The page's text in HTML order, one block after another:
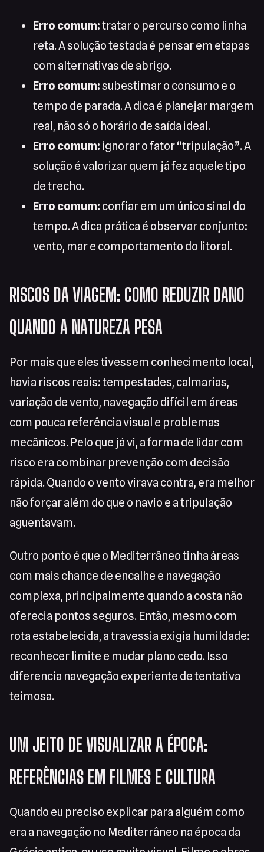
Erro comum:tratar o percurso como linha
reta. A solução testada é pensar em etapas
com alternativas de abrigo.
Erro comum:subestimar o consumo e o
tempo de parada. A dica é planejar margem
real, não só o horário de saída ideal.
Erro comum: ignorar o fator “tripulação”. A
solução é valorizar quem já fez aquele tipo
de trecho.
Erro comum: confiar em um único sinal do
tempo. A dica prática é observar conjunto:
vento, mar e comportamento do litoral.
RISCOS DA VIAGEM: COMO REDUZIR DANO
QUANDO A NATUREZA PESA
Por mais que eles tivessem conhecimento local,
havia riscos reais: tempestades, calmarias,
variação de vento, navegação difícil em áreas
com pouca referência visual e problemas
mecânicos. Pelo que já vi, a forma de lidar com
risco era combinar prevenção com decisão
rápida. Quando o vento virava contra, era melhor
não forçar além do que o navio e a tripulação
aguentavam.
Outro ponto é que o Mediterrâneo tinha áreas
com mais chance de encalhe e navegação
complexa, principalmente quando a costa não
oferecia pontos seguros. Então, mesmo com
rota estabelecida, a travessia exigia humildade:
reconhecer limite e mudar plano cedo. Isso
diferencia navegação experiente de tentativa
teimosa.
UM JEITO DE VISUALIZAR A ÉPOCA:
REFERÊNCIAS EM FILMES E CULTURA
Quando eu preciso explicar para alguém como
era a navegação no Mediterrâneo na época da